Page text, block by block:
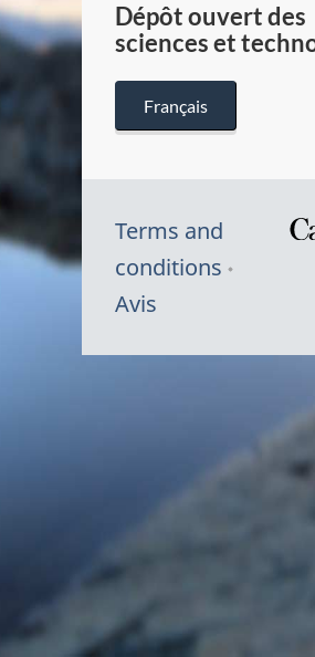
Dépôt ouvert des
sciences et
Français
Terms and
conditions
Avis